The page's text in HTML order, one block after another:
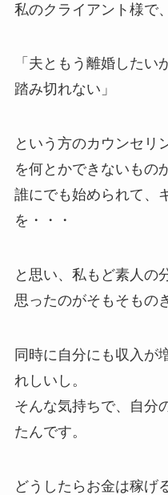
私のクライアント様で、
「夫ともう離婚した
踏み切れない」
という方のカウンセリ
を何とかできないもの
誰にでも始められて、
を・・・
と思い、私もど素人の
思ったのがそもそもの
同時に自分にも収入が
れしいし。
そんな気持ちで、自分
たんです。
どうしたらお金は稼げ